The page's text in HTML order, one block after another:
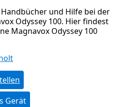
und Hilfe bei der
Odyssey 100. Hier findest
Magnavox Odyssey 100
Gerät